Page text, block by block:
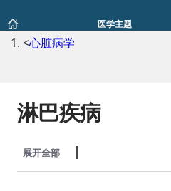
医学主题
<心脏病学
淋巴疾病
展开全部